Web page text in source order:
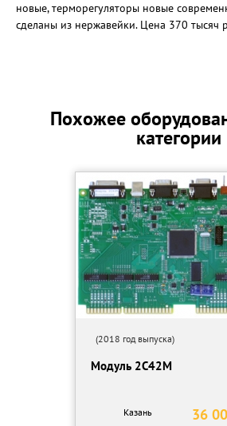
новые, терморегуляторы новые
сделаны из нержавейки. Цена 370 тысяч
Похожее
категории
(2018 год выпуска)
Модуль 2С42М
36
Казань